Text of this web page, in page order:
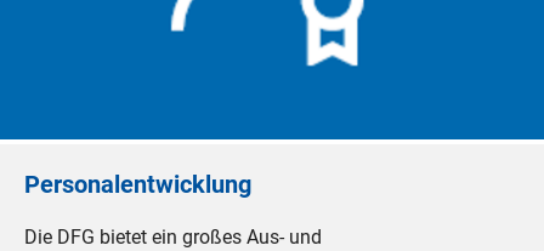
Personalentwicklung
Die DFG bietet ein großes Aus- und